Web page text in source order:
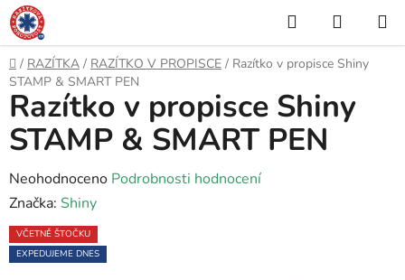
Přejít
na
obsah
Hledat
KOŠÍK
Domů
/ RAZÍTKA / RAZÍTKO V PROPISCE / Razítko v propisce Shiny
STAMP & SMART PEN
Razítko v propisce Shiny
STAMP & SMART PEN
Průměrné
hodnocení
produktu
je
Neohodnoceno Podrobnosti hodnocení
Značka: Shiny
VČETNĚ ŠTOČKU
EXPEDUJEME DNES